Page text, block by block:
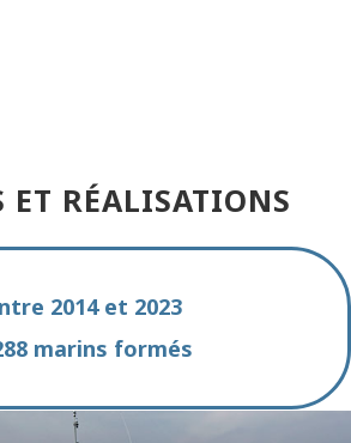
ET RÉALISATIONS
2014 et 2023
marins formés